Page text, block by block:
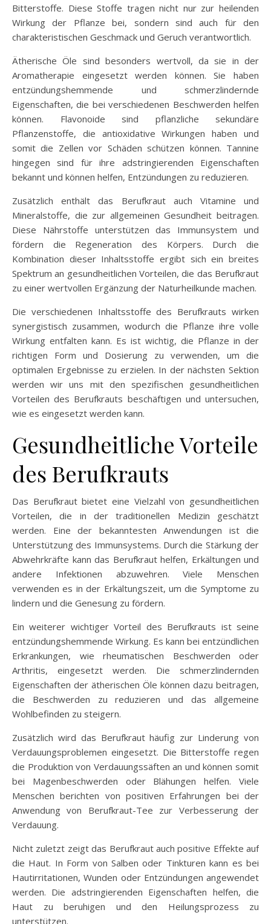
Bitterstoffe. Diese Stoffe tragen nicht nur zur heilenden
Wirkung der Pflanze bei, sondern sind auch für den
charakteristischen Geschmack und Geruch verantwortlich.
Ätherische Öle sind besonders wertvoll, da sie in der
Aromatherapie eingesetzt werden können. Sie haben
entzündungshemmende und schmerzlindernde
Eigenschaften, die bei verschiedenen Beschwerden helfen
können. Flavonoide sind pflanzliche sekundäre
Pflanzenstoffe, die antioxidative Wirkungen haben und
somit die Zellen vor Schäden schützen können. Tannine
hingegen sind für ihre adstringierenden Eigenschaften
bekannt und können helfen, Entzündungen zu reduzieren.
Zusätzlich enthält das Berufkraut auch Vitamine und
Mineralstoffe, die zur allgemeinen Gesundheit beitragen.
Diese Nährstoffe unterstützen das Immunsystem und
fördern die Regeneration des Körpers. Durch die
Kombination dieser Inhaltsstoffe ergibt sich ein breites
Spektrum an gesundheitlichen Vorteilen, die das Berufkraut
zu einer wertvollen Ergänzung der Naturheilkunde machen.
Die verschiedenen Inhaltsstoffe des Berufkrauts wirken
synergistisch zusammen, wodurch die Pflanze ihre volle
Wirkung entfalten kann. Es ist wichtig, die Pflanze in der
richtigen Form und Dosierung zu verwenden, um die
optimalen Ergebnisse zu erzielen. In der nächsten Sektion
werden wir uns mit den spezifischen gesundheitlichen
Vorteilen des Berufkrauts beschäftigen und untersuchen,
wie es eingesetzt werden kann.
Gesundheitliche Vorteile
des Berufkrauts
Das Berufkraut bietet eine Vielzahl von gesundheitlichen
Vorteilen, die in der traditionellen Medizin geschätzt
werden. Eine der bekanntesten Anwendungen ist die
Unterstützung des Immunsystems. Durch die Stärkung der
Abwehrkräfte kann das Berufkraut helfen, Erkältungen und
andere Infektionen abzuwehren. Viele Menschen
verwenden es in der Erkältungszeit, um die Symptome zu
lindern und die Genesung zu fördern.
Ein weiterer wichtiger Vorteil des Berufkrauts ist seine
entzündungshemmende Wirkung. Es kann bei entzündlichen
Erkrankungen, wie rheumatischen Beschwerden oder
Arthritis, eingesetzt werden. Die schmerzlindernden
Eigenschaften der ätherischen Öle können dazu beitragen,
die Beschwerden zu reduzieren und das allgemeine
Wohlbefinden zu steigern.
Zusätzlich wird das Berufkraut häufig zur Linderung von
Verdauungsproblemen eingesetzt. Die Bitterstoffe regen
die Produktion von Verdauungssäften an und können somit
bei Magenbeschwerden oder Blähungen helfen. Viele
Menschen berichten von positiven Erfahrungen bei der
Anwendung von Berufkraut-Tee zur Verbesserung der
Verdauung.
Nicht zuletzt zeigt das Berufkraut auch positive Effekte auf
die Haut. In Form von Salben oder Tinkturen kann es bei
Hautirritationen, Wunden oder Entzündungen angewendet
werden. Die adstringierenden Eigenschaften helfen, die
Haut zu beruhigen und den Heilungsprozess zu
unterstützen.